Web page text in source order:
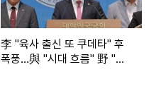
李 "육사 출신 또 쿠데타" 후
폭풍…與 "시대 흐름" 野 "역